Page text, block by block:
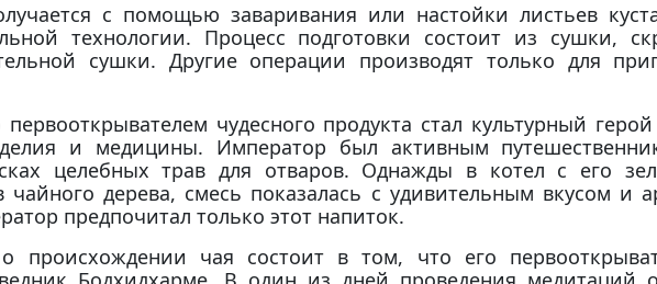
с помощью заваривания или настойки листьев
технологии. Процесс подготовки состоит из сушки,
сушки. Другие операции производят только для
чудесного продукта стал культурный
и медицины. Император был активным
целебных трав для отваров. Однажды в котел с его
чайного дерева, смесь показалась с удивительным вкусом и
предпочитал только этот напиток.
чая состоит в том, что его